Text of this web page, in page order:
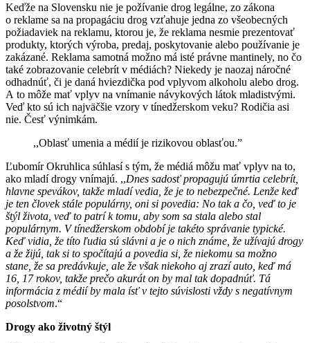
Keďže na Slovensku nie je požívanie drog legálne, zo zákona
o reklame sa na propagáciu drog vzťahuje jedna zo všeobecných
požiadaviek na reklamu, ktorou je, že reklama nesmie prezentovať
produkty, ktorých výroba, predaj, poskytovanie alebo používanie je
zakázané. Reklama samotná možno má isté právne mantinely, no čo
také zobrazovanie celebrít v médiách? Niekedy je naozaj náročné
odhadnúť, či je daná hviezdička pod vplyvom alkoholu alebo drog.
A to môže mať vplyv na vnímanie návykových látok mladistvými.
Veď kto sú ich najväčšie vzory v tínedžerskom veku? Rodičia asi
nie. Česť výnimkám.
,,Oblasť umenia a médií je rizikovou oblasťou.”
Ľubomír Okruhlica súhlasí s tým, že médiá môžu mať vplyv na to,
ako mladí drogy vnímajú. ,,Dnes sadosť propagujú úmrtia celebrít,
hlavne spevákov, takže mladí vedia, že je to nebezpečné. Lenže keď
je ten človek stále populárny, oni si povedia: No tak a čo, veď to je
štýl života, veď to patrí k tomu, aby som sa stala alebo stal
populárnym. V tínedžerskom období je takéto správanie typické.
Keď vidia, že títo ľudia sú slávni a je o nich známe, že užívajú drogy
a že žijú, tak si to spočítajú a povedia si, že niekomu sa možno
stane, že sa predávkuje, ale že však niekoho aj zrazí auto, keď má
16, 17 rokov, takže prečo akurát on by mal tak dopadnúť. Tá
informácia z médií by mala ísť v tejto súvislosti vždy s negatívnym
posolstvom.“
Drogy ako životný štýl